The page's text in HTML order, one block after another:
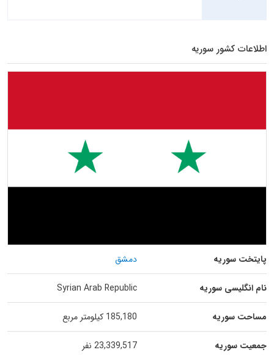
اطلاعات کشور سوریه
پایتخت سوریه دمشق
نام انگلیسی سوریه Syrian Arab Republic
مساحت سوریه 185,180 کیلومتر مربع
جمعیت سوریه 23,339,517 نفر